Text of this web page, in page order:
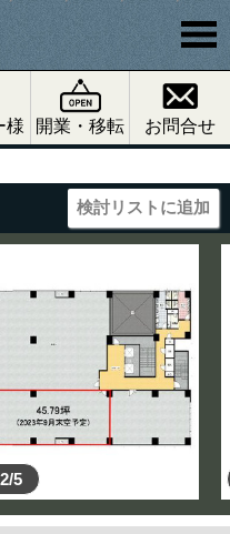
様 開業・移転 お問合せ
検討リストに追加
2/5